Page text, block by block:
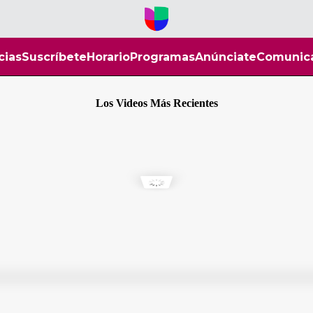
SuscríbeteHorarioProgramasAnúnciate
Los Videos Más Recientes